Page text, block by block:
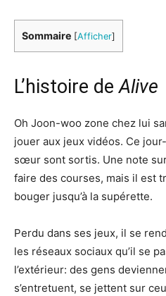
Sommaire [Afficher]
L’histoire deAlive
Oh Joon-woo zone chez lui
jouer aux jeux vidéos. Ce
sœur sont sortis. Une note
faire des courses, mais il est
bouger jusqu’à la supérette.
Perdu dans ses jeux, il se
les réseaux sociaux qu’il se
l’extérieur: des gens
s’entretuent, se jettent sur